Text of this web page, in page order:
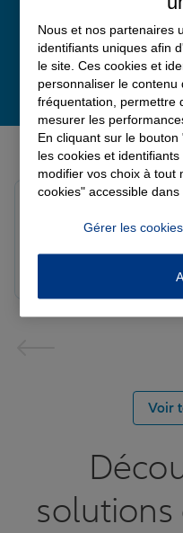
Derniers avis
Le 06/08/2026 - Agence
Voir
solutions
Nous et nos partenaires
identifiants uniques afin
le site. Ces cookies et
personnaliser le contenu
fréquentation, permettre
mesurer les
En cliquant sur le
les cookies et
modifier vos choix à tout
cookies" accessible dans
Gérer les